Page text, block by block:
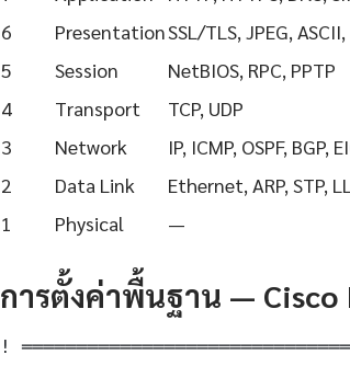
6
PresentationSSL/TLS, JPEG, ASCII,
5
Session NetBIOS, RPC, PPTP
4
Transport TCP, UDP
3
Network IP, ICMP, OSPF, BGP,
2
Data Link Ethernet, ARP, STP,
1
Physical —
การตั้งค่าพื้นฐาน — Cisco
!